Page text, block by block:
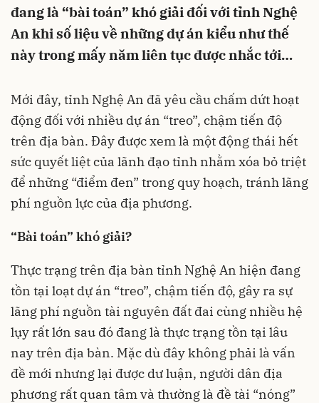
đang là “bài toán” khó giải đối với tỉnh Nghệ
An khi số liệu về những dự án kiểu như thế
này trong mấy năm liên tục được nhắc tới…
Mới đây, tỉnh Nghệ An đã yêu cầu chấm dứt hoạt
động đối với nhiều dự án “treo”, chậm tiến độ
trên địa bàn. Đây được xem là một động thái hết
sức quyết liệt của lãnh đạo tỉnh nhằm xóa bỏ triệt
để những “điểm đen” trong quy hoạch, tránh lãng
phí nguồn lực của địa phương.
“Bài toán” khó giải?
Thực trạng trên địa bàn tỉnh Nghệ An hiện đang
tồn tại loạt dự án “treo”, chậm tiến độ, gây ra sự
lãng phí nguồn tài nguyên đất đai cùng nhiều hệ
lụy rất lớn sau đó đang là thực trạng tồn tại lâu
nay trên địa bàn. Mặc dù đây không phải là vấn
đề mới nhưng lại được dư luận, người dân địa
phương rất quan tâm và thường là đề tài “nóng”
Hủy